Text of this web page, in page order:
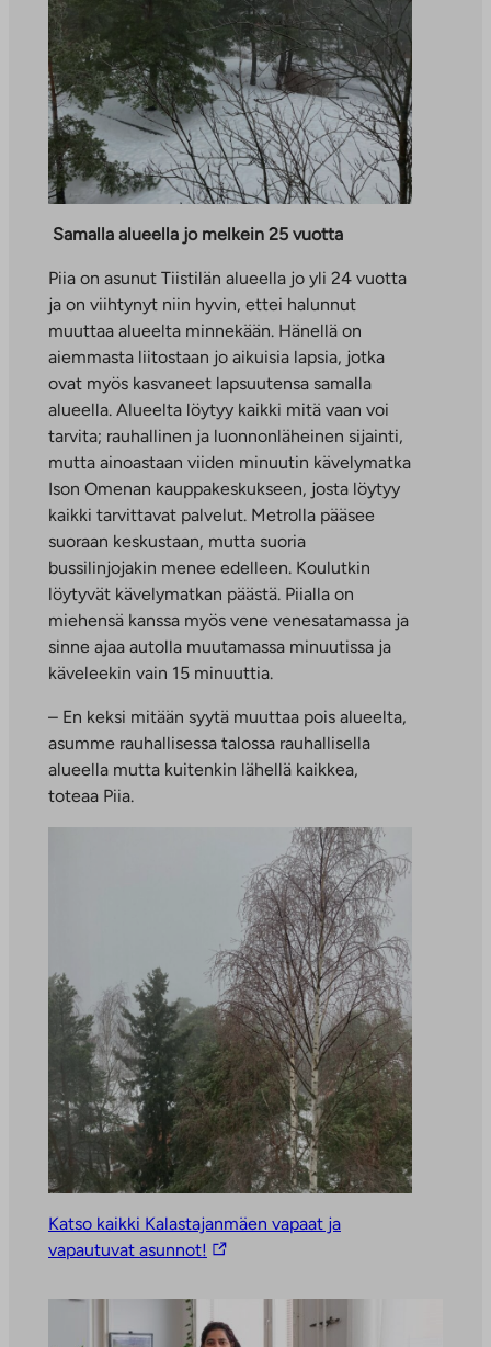
Samalla alueella jo melkein 25 vuotta
Piia on asunut Tiistilän alueella jo yli 24 vuotta
ja on viihtynyt niin hyvin, ettei halunnut
muuttaa alueelta minnekään. Hänellä on
aiemmasta liitostaan jo aikuisia lapsia, jotka
ovat myös kasvaneet lapsuutensa samalla
alueella. Alueelta löytyy kaikki mitä vaan voi
tarvita; rauhallinen ja luonnonläheinen sijainti,
mutta ainoastaan viiden minuutin kävelymatka
Ison Omenan kauppakeskukseen, josta löytyy
kaikki tarvittavat palvelut. Metrolla pääsee
suoraan keskustaan, mutta suoria
bussilinjojakin menee edelleen. Koulutkin
löytyvät kävelymatkan päästä. Piialla on
miehensä kanssa myös vene venesatamassa ja
sinne ajaa autolla muutamassa minuutissa ja
käveleekin vain 15 minuuttia.
– En keksi mitään syytä muuttaa pois alueelta,
asumme rauhallisessa talossa rauhallisella
alueella mutta kuitenkin lähellä kaikkea,
toteaa Piia.
Katso kaikki Kalastajanmäen vapaat ja
vapautuvat asunnot! L
k